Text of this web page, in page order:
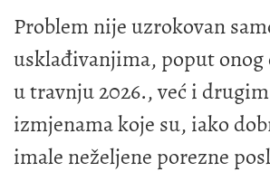
Problem nije uzrokovan
usklađivanjima, poput onog
u travnju 2026., već i
izmjenama koje su, iako
imale neželjene porezne